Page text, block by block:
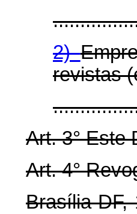
2)
revistas
Art. 3° Este
Art. 4°
Brasília-DF,